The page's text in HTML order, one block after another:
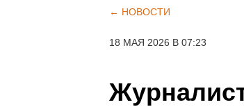
Челябинск
← НОВОСТИ
18 МАЯ 2026 В 07:23